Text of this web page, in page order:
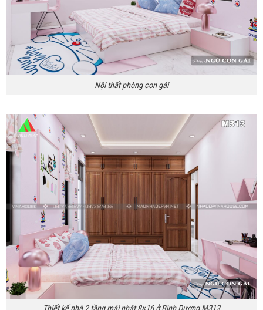
Nội thất phòng con gái